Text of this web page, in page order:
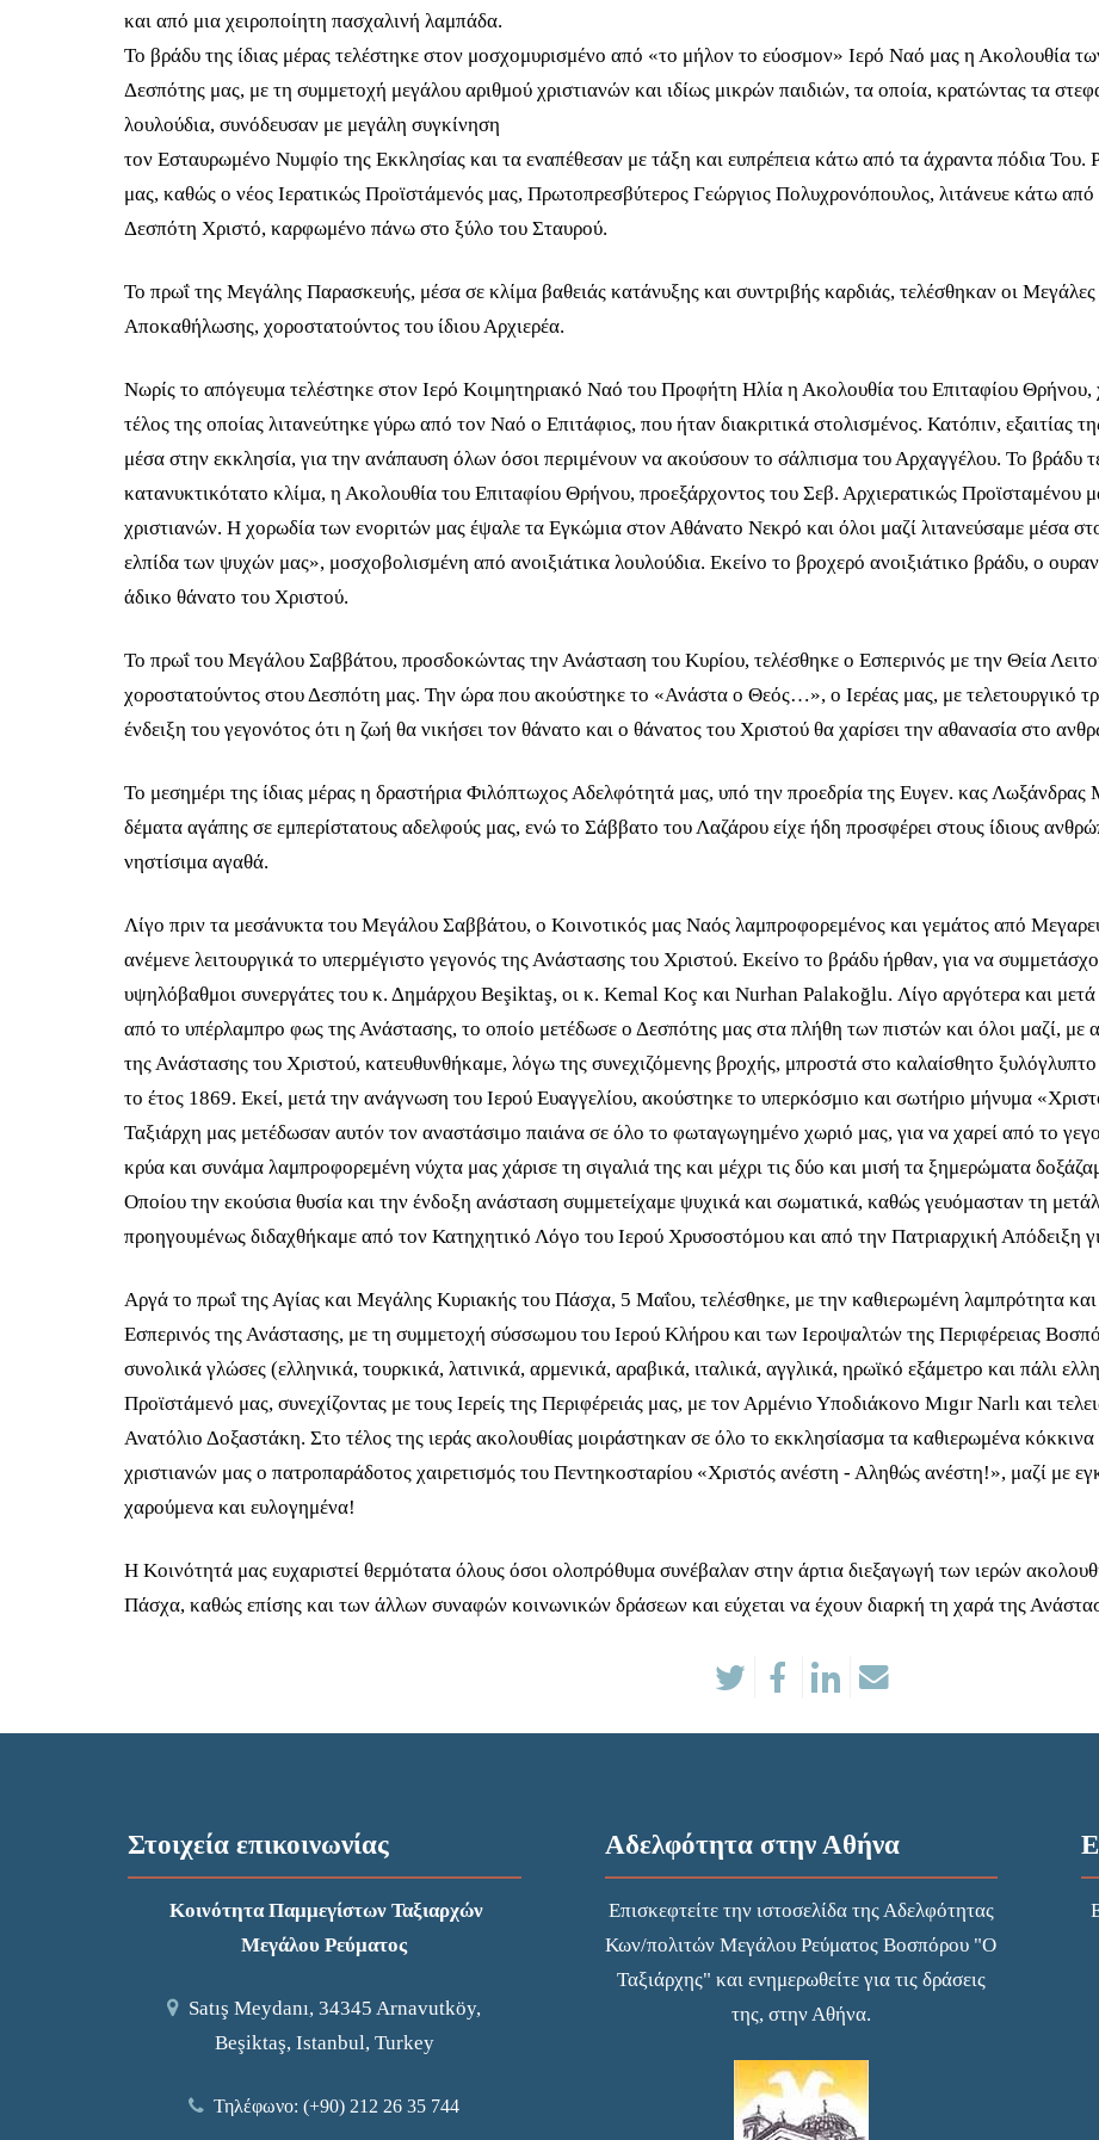
και από μια χειροποίητη πασχαλινή λαμπάδα.
Το βράδυ της ίδιας μέρας τελέστηκε στον μοσχομυρισμένο από «το μήλον το εύοσμον» Ιερό Ναό μας η Ακολουθία
Δεσπότης μας, με τη συμμετοχή μεγάλου αριθμού χριστιανών και ιδίως μικρών παιδιών, τα οποία, κρατώντας τα
λουλούδια, συνόδευσαν με μεγάλη συγκίνηση
τον Εσταυρωμένο Νυμφίο της Εκκλησίας και τα εναπέθεσαν με τάξη και ευπρέπεια κάτω από τα άχραντα πόδια Του.
μας, καθώς ο νέος Ιερατικώς Προϊστάμενός μας, Πρωτοπρεσβύτερος Γεώργιος Πολυχρονόπουλος, λιτάνευε κάτω
Δεσπότη Χριστό, καρφωμένο πάνω στο ξύλο του Σταυρού.
Το πρωΐ της Μεγάλης Παρασκευής, μέσα σε κλίμα βαθειάς κατάνυξης και συντριβής καρδιάς, τελέσθηκαν οι
Αποκαθήλωσης, χοροστατούντος του ίδιου Αρχιερέα.
Νωρίς το απόγευμα τελέστηκε στον Ιερό Κοιμητηριακό Ναό του Προφήτη Ηλία η Ακολουθία του Επιταφίου Θρήνου,
τέλος της οποίας λιτανεύτηκε γύρω από τον Ναό ο Επιτάφιος, που ήταν διακριτικά στολισμένος. Κατόπιν, εξαιτίας
μέσα στην εκκλησία, για την ανάπαυση όλων όσοι περιμένουν να ακούσουν το σάλπισμα του Αρχαγγέλου. Το βράδυ
κατανυκτικότατο κλίμα, η Ακολουθία του Επιταφίου Θρήνου, προεξάρχοντος του Σεβ. Αρχιερατικώς Προϊσταμένου
χριστιανών. Η χορωδία των ενοριτών μας έψαλε τα Εγκώμια στον Αθάνατο Νεκρό και όλοι μαζί λιτανεύσαμε μέσα
ελπίδα των ψυχών μας», μοσχοβολισμένη από ανοιξιάτικα λουλούδια. Εκείνο το βροχερό ανοιξιάτικο βράδυ, ο
άδικο θάνατο του Χριστού.
Το πρωΐ του Μεγάλου Σαββάτου, προσδοκώντας την Ανάσταση του Κυρίου, τελέσθηκε ο Εσπερινός με την Θεία
χοροστατούντος στου Δεσπότη μας. Την ώρα που ακούστηκε το «Ανάστα ο Θεός…», ο Ιερέας μας, με τελετουργικό
ένδειξη του γεγονότος ότι η ζωή θα νικήσει τον θάνατο και ο θάνατος του Χριστού θα χαρίσει την αθανασία στο
Το μεσημέρι της ίδιας μέρας η δραστήρια Φιλόπτωχος Αδελφότητά μας, υπό την προεδρία της Ευγεν. κας Λωξάνδρας
δέματα αγάπης σε εμπερίστατους αδελφούς μας, ενώ το Σάββατο του Λαζάρου είχε ήδη προσφέρει στους ίδιους
νηστίσιμα αγαθά.
Λίγο πριν τα μεσάνυκτα του Μεγάλου Σαββάτου, ο Κοινοτικός μας Ναός λαμπροφορεμένος και γεμάτος από
ανέμενε λειτουργικά το υπερμέγιστο γεγονός της Ανάστασης του Χριστού. Εκείνο το βράδυ ήρθαν, για να
υψηλόβαθμοι συνεργάτες του κ. Δημάρχου Beşiktaş, οι κ. Kemal Koç και Nurhan Palakoğlu. Λίγο αργότερα και
από το υπέρλαμπρο φως της Ανάστασης, το οποίο μετέδωσε ο Δεσπότης μας στα πλήθη των πιστών και όλοι μαζί, με
της Ανάστασης του Χριστού, κατευθυνθήκαμε, λόγω της συνεχιζόμενης βροχής, μπροστά στο καλαίσθητο
το έτος 1869. Εκεί, μετά την ανάγνωση του Ιερού Ευαγγελίου, ακούστηκε το υπερκόσμιο και σωτήριο μήνυμα
Ταξιάρχη μας μετέδωσαν αυτόν τον αναστάσιμο παιάνα σε όλο το φωταγωγημένο χωριό μας, για να χαρεί από το
κρύα και συνάμα λαμπροφορεμένη νύχτα μας χάρισε τη σιγαλιά της και μέχρι τις δύο και μισή τα ξημερώματα
Οποίου την εκούσια θυσία και την ένδοξη ανάσταση συμμετείχαμε ψυχικά και σωματικά, καθώς γευόμασταν τη
προηγουμένως διδαχθήκαμε από τον Κατηχητικό Λόγο του Ιερού Χρυσοστόμου και από την Πατριαρχική Απόδειξη
Αργά το πρωΐ της Αγίας και Μεγάλης Κυριακής του Πάσχα, 5 Μαΐου, τελέσθηκε, με την καθιερωμένη λαμπρότητα
Εσπερινός της Ανάστασης, με τη συμμετοχή σύσσωμου του Ιερού Κλήρου και των Ιεροψαλτών της Περιφέρειας
συνολικά γλώσες (ελληνικά, τουρκικά, λατινικά, αρμενικά, αραβικά, ιταλικά, αγγλικά, ηρωϊκό εξάμετρο και πάλι
Προϊστάμενό μας, συνεχίζοντας με τους Ιερείς της Περιφέρειάς μας, με τον Αρμένιο Υποδιάκονο Mıgır Narlı και
Ανατόλιο Δοξαστάκη. Στο τέλος της ιεράς ακολουθίας μοιράστηκαν σε όλο το εκκλησίασμα τα καθιερωμένα
χριστιανών μας ο πατροπαράδοτος χαιρετισμός του Πεντηκοσταρίου «Χριστός ανέστη - Αληθώς ανέστη!», μαζί με
χαρούμενα και ευλογημένα!
Η Κοινότητά μας ευχαριστεί θερμότατα όλους όσοι ολοπρόθυμα συνέβαλαν στην άρτια διεξαγωγή των ιερών
Πάσχα, καθώς επίσης και των άλλων συναφών κοινωνικών δράσεων και εύχεται να έχουν διαρκή τη χαρά της
Στοιχεία επικοινωνίας
Κοινότητα Παμμεγίστων Ταξιαρχών
Μεγάλου Ρεύματος
Satış Meydanı, 34345 Arnavutköy,
Beşiktaş, Istanbul, Turkey
Τηλέφωνο: (+90) 212 26 35 744
Αδελφότητα στην Αθήνα
Επισκεφτείτε την ιστοσελίδατης Αδελφότητας
Κων/πολιτών Μεγάλου Ρεύματος Βοσπόρου "Ο
Ταξιάρχης" και ενημερωθείτε για τις δράσεις
της, στην Αθήνα.